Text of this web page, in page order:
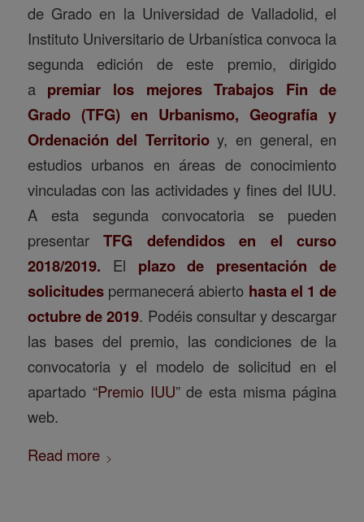
de Grado en la Universidad de Valladolid, el
Instituto Universitario de Urbanística convoca la
segunda edición de este premio, dirigido
a premiar los mejores Trabajos Fin de
Grado (TFG) en Urbanismo, Geografía y
Ordenación del Territorioy, en general, en
estudios urbanos en áreas de conocimiento
vinculadas con las actividades y fines del IUU.
A esta segunda convocatoria se pueden
presentarTFG defendidos en el curso
2018/2019. El plazo de presentación de
solicitudespermanecerá abierto hasta el 1 de
octubre de 2019. Podéis consultar y descargar
las bases del premio, las condiciones de la
convocatoria y el modelo de solicitud en el
apartado “Premio IUU” de esta misma página
web.
Read more